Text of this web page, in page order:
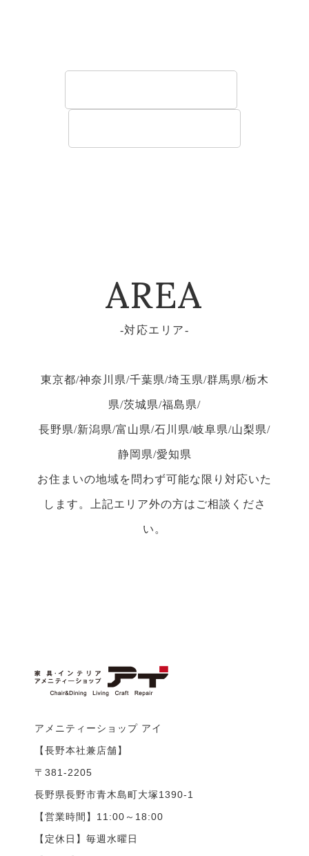
AREA
対応エリア
東京都/神奈川県/千葉県/埼玉県/群馬県/栃木
県/茨城県/福島県/
長野県/新潟県/富山県/石川県/岐阜県/山梨県/
静岡県/愛知県
お住まいの地域を問わず可能な限り対応いた
します。上記エリア外の方はご相談くださ
い。
アメニティーショップ アイ
【長野本社兼店舗】
〒381-2205
長野県長野市青木島町大塚1390-1
【営業時間】11:00～18:00
【定休日】毎週水曜日